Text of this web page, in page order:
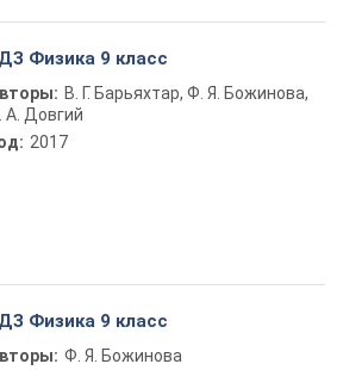
Физика 9 класс
В. Г. Барьяхтар, Ф. Я. Божинова,
А. Довгий
2017
Физика 9 класс
Ф. Я. Божинова